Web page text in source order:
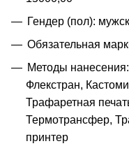
Гендер (пол):
Обязательная
Методы
Флекстран,
Трафаретная
Термотрансфер,
принтер